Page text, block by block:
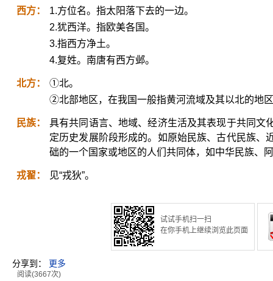
西方：
1.方位名。指太阳落下去的一边。
2.犹西洋。指欧美各国。
3.指西方净土。
4.复姓。南唐有西方邺。
北方：
①北。
②北部地区，在我国一般指黄河流域及其以北的地
民族：
具有共同语言、地域、经济生活及其表现于共同文
定历史发展阶段形成的。如原始民族、古代民族、
础的一个国家或地区的人们共同体，如中华民族、
戎翟： 见“戎狄”。
试试手机扫一扫
在你手机上继续浏览此页面
分享到： 更多
阅读(3667次)